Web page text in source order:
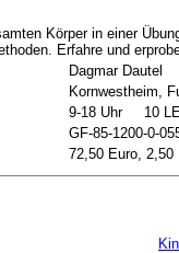
Körper in einer
Erfahre und
Dagmar Dautel
Kornwestheim,
9-18 Uhr 10
GF-85-1200-0-
72,50 Euro, 2,50